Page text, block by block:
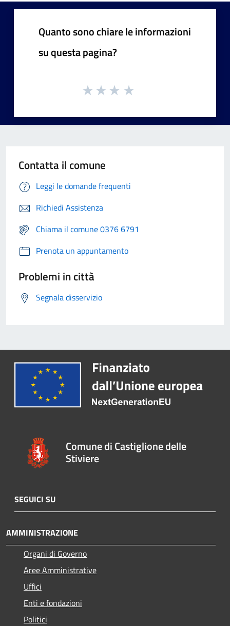
Quanto sono chiare le informazioni
su questa pagina?
Contatta il comune
Leggi le domande frequenti
Richiedi Assistenza
Chiama il comune 0376 6791
Prenota un appuntamento
Problemi in città
Segnala disservizio
Comune di Castiglione delle
Stiviere
SEGUICI SU
AMMINISTRAZIONE
Organi di Governo
Aree Amministrative
Uffici
Enti e fondazioni
Politici